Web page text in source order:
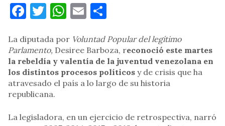
Facebook
Twitter
WhatsApp
Email
La diputada por Voluntad Popular del legítimo
Parlamento, Desiree Barboza, reconoció este martes
la rebeldía y valentía de la juventud venezolana en
los distintos procesos políticos y de crisis que ha
atravesado el país a lo largo de su historia
republicana.
La legisladora, en un ejercicio de retrospectiva, narró